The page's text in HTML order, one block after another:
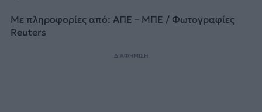
Με πληροφορίες από: ΑΠΕ – ΜΠΕ / Φωτογραφίες
Reuters
ΔΙΑΦΗΜΙΣΗ